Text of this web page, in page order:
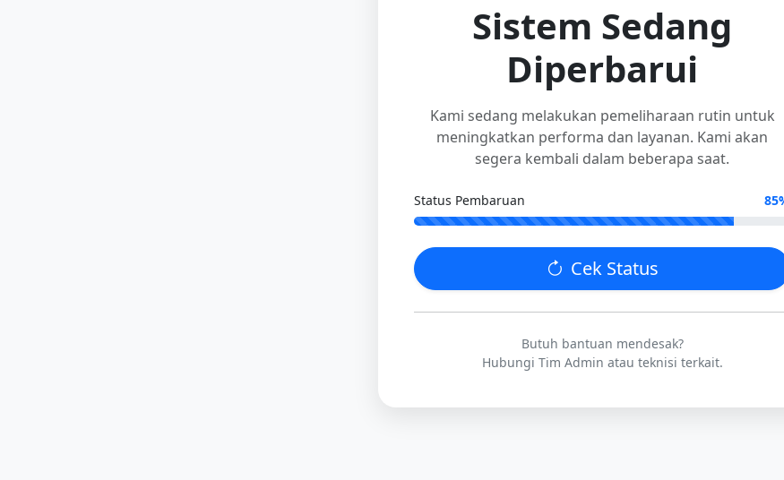
Sistem Sedang
Diperbarui
Kami sedang melakukan pemeliharaan rutin untuk
meningkatkan performa dan layanan. Kami akan
segera kembali dalam beberapa saat.
Status Pembaruan
Cek Status
Butuh bantuan mendesak?
Hubungi Tim Admin atau teknisi terkait.